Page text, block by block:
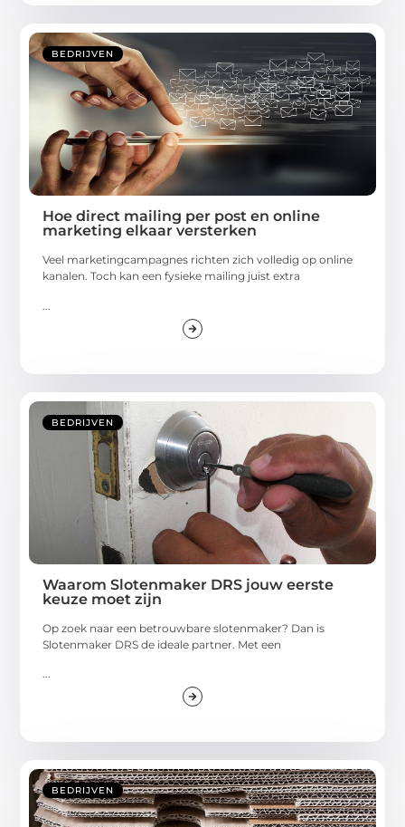
BEDRIJVEN
Hoe direct mailing per post en online
marketing elkaar versterken
Veel marketingcampagnes richten zich volledig op online
kanalen. Toch kan een fysieke mailing juist extra
BEDRIJVEN
Waarom Slotenmaker DRS jouw eerste
keuze moet zijn
Op zoek naar een betrouwbare slotenmaker? Dan is
Slotenmaker DRS de ideale partner. Met een
...
BEDRIJVEN